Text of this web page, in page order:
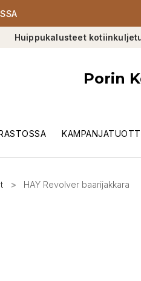
Huippukalusteet
Porin
> HAY Revolver baarijakkara